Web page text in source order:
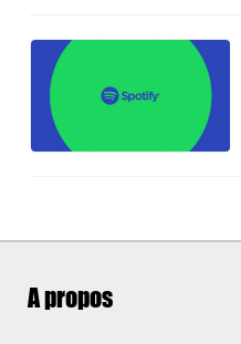
A propos